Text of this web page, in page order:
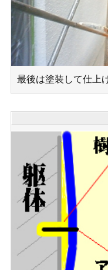
最後は塗装して仕上